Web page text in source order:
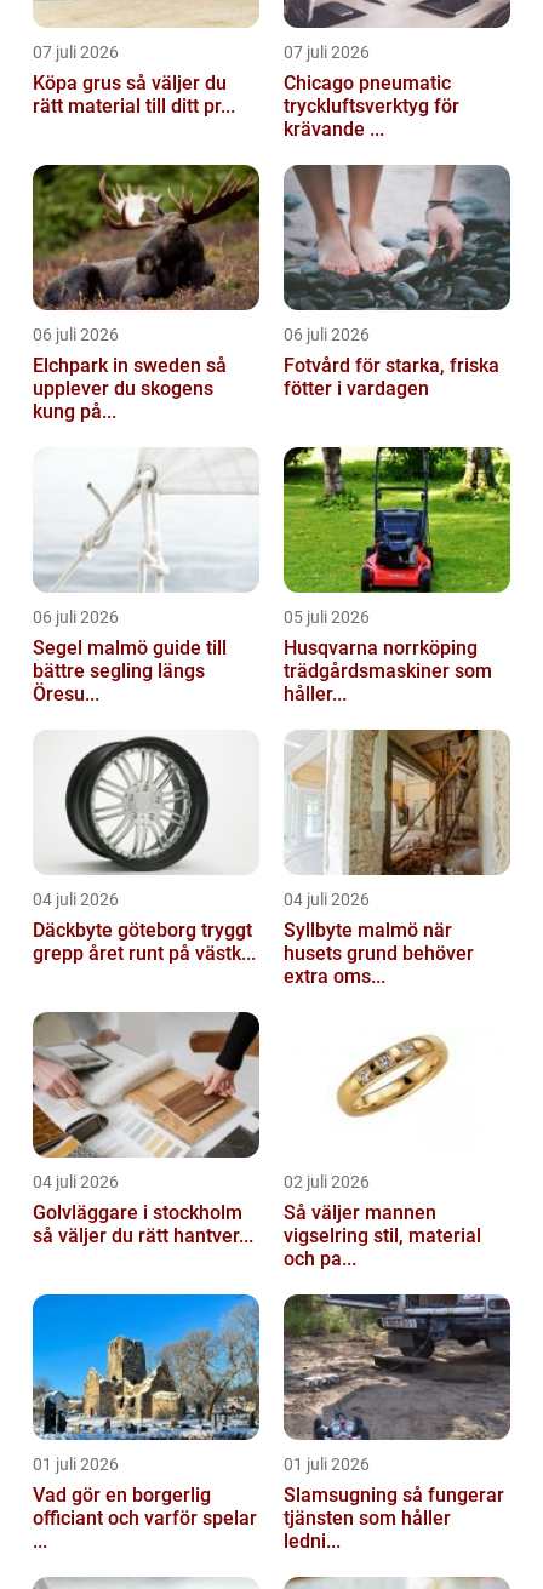
07 juli 2026
Köpa grus så väljer du
rätt material till ditt pr...
07 juli 2026
Chicago pneumatic
tryckluftsverktyg för
krävande ...
06 juli 2026
Elchpark in sweden så
upplever du skogens
kung på...
06 juli 2026
Fotvård för starka, friska
fötter i vardagen
06 juli 2026
Segel malmö guide till
bättre segling längs
Öresu...
05 juli 2026
Husqvarna norrköping
trädgårdsmaskiner som
håller...
04 juli 2026
Däckbyte göteborg tryggt
grepp året runt på västk...
04 juli 2026
Syllbyte malmö när
husets grund behöver
extra oms...
04 juli 2026
Golvläggare i stockholm
så väljer du rätt hantver...
02 juli 2026
Så väljer mannen
vigselring stil, material
och pa...
01 juli 2026
Vad gör en borgerlig
officiant och varför spelar
...
01 juli 2026
Slamsugning så fungerar
tjänsten som håller
ledni...